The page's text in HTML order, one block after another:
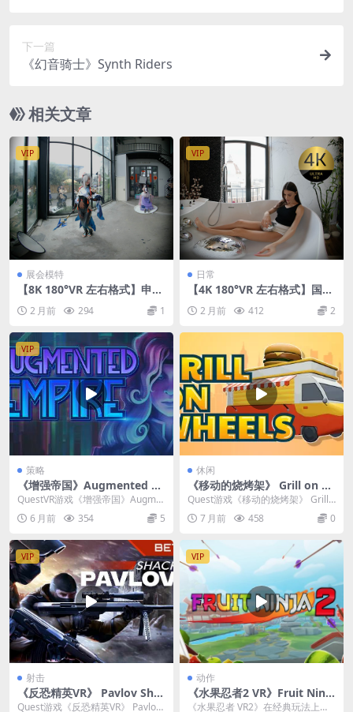
下一篇
《幻音骑士》Synth Riders
相关文章
VIP
展会模特
【8K 180°VR 左右格式】申鹤
2 月前 294 1
VIP
日常
【4K 180°VR 左右格式】国外
2 月前 412 2
VIP
策略
《增强帝国》Augmented E
mpire
QuestVR游戏《增强帝国》Augme
nted Empire 是一款将战术策略...
6 月前 354 5
休闲
《移动的烧烤架》 Grill on W
heels
Quest游戏《移动的烧烤架》 Grill
on Wheels 是一款在虚拟现实...
7 月前 458 0
VIP
射击
《反恐精英VR》 Pavlov Shac
k
Quest游戏《反恐精英VR》 Pavlov
VIP
动作
《水果忍者2 VR》Fruit Ninja
2 v1.10.3.703329.703329
《水果忍者 VR2》在经典玩法上做